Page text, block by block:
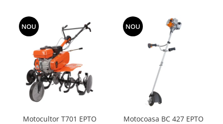
Garduri și porți rezidențiale
Garduri
Articole de consum industrie
Lacuri si vopsele
Produse decorative
Produse pentru constructii
Aparate pneumatice
NOU
Motocultor T701 EPTO
NOU
Motocoasa BC 427 EPTO